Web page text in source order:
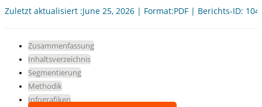
Zuletzt aktualisiert :June 25, 2026 | Format:PDF | Berichts-ID:
Zusammenfassung
Inhaltsverzeichnis
Segmentierung
Methodik
Infografiken